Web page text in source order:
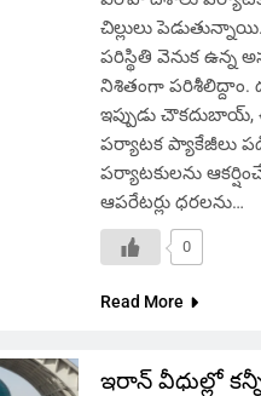
చిల్లులు
పరిస్థితి వెనుక ఉన్న
నిశితంగా
ఇప్పుడు చౌకదుబాయ్,
పర్యాటక
పర్యాటకులను
ఆపరేటర్లు ధరలను…
0
Read More
ఇరాన్ వీధుల్లో